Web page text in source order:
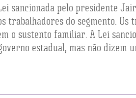
sancionada pelo presidente
trabalhadores do segmento.
o sustento familiar. A Lei
estadual, mas não dizem